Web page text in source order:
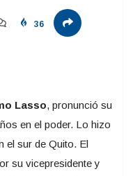
36
Lasso, pronunció su
en el poder. Lo hizo
el sur de Quito. El
su vicepresidente y